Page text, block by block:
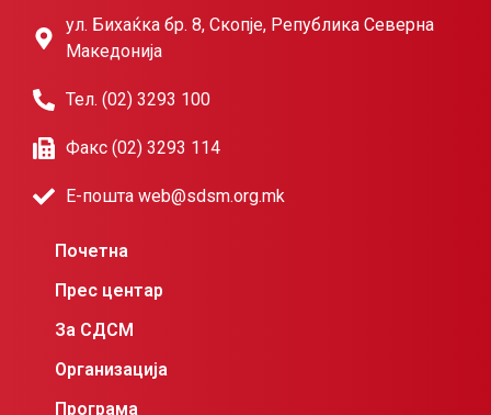
ул. Бихаќка бр. 8, Скопје, Република Северна
Македонија
Тел. (02) 3293 100
Факс (02) 3293 114
Е-пошта web@sdsm.org.mk
Почетна
Прес центар
За СДСМ
Организација
Програма